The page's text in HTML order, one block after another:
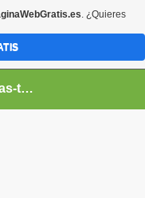
amigosmalaguistas-temporadas
. ¿Quieres